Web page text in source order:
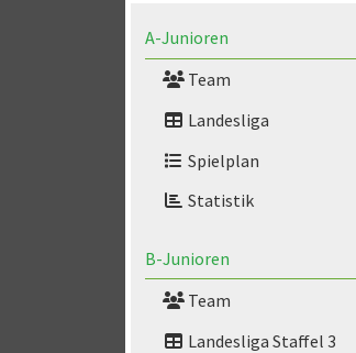
A-Junioren
Team
Landesliga
Spielplan
Statistik
B-Junioren
Team
Landesliga Staffel 3